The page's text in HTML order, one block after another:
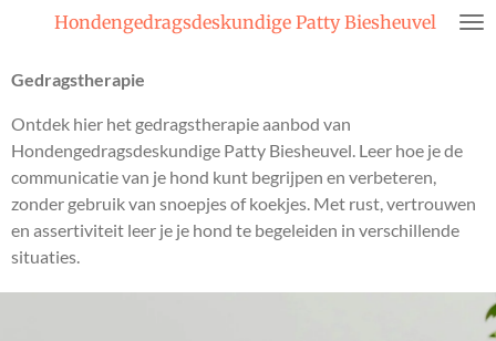
naar
hoofdinhoud
Hondengedragsdeskundige Patty Biesheuvel
Gedragstherapie
Ontdek hier het gedragstherapie aanbod van
Hondengedragsdeskundige Patty Biesheuvel. Leer hoe je de
communicatie van je hond kunt begrijpen en verbeteren,
zonder gebruik van snoepjes of koekjes. Met rust, vertrouwen
en assertiviteit leer je je hond te begeleiden in verschillende
situaties.